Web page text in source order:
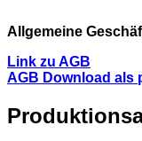
Allgemeine
Link zu AGB
AGB Download als